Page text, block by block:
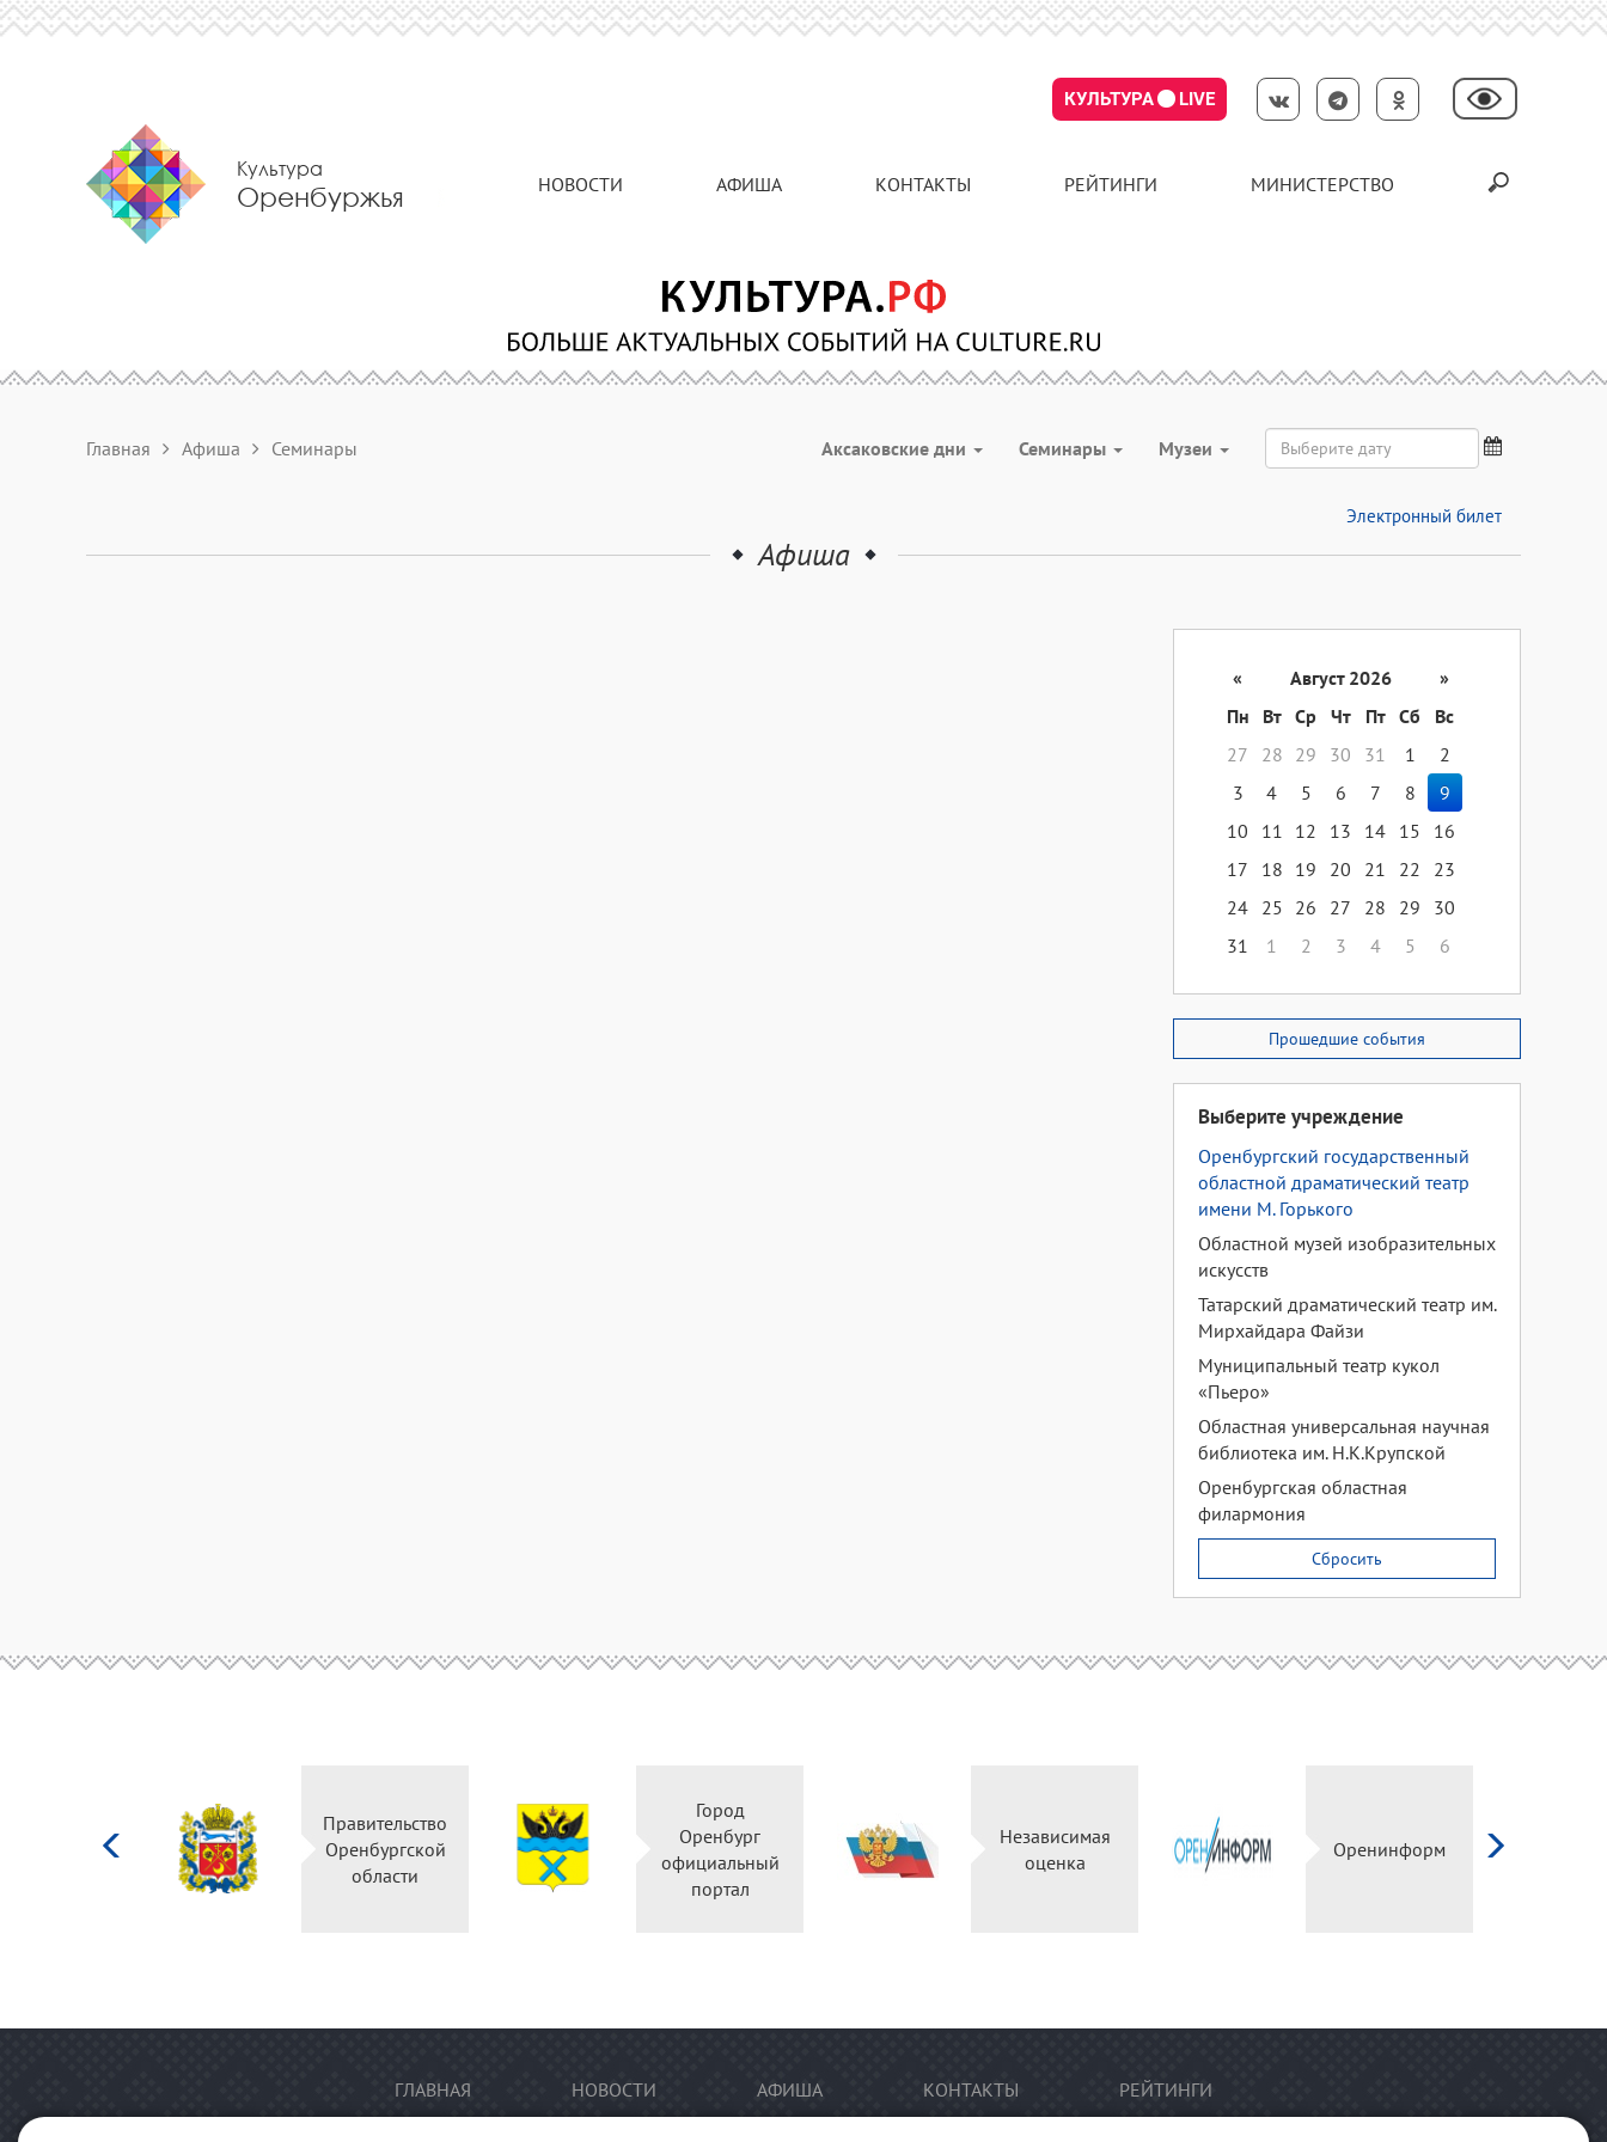
КУЛЬТУРА LIVE
Культура
Оренбуржья НОВОСТИ АФИША КОНТАКТЫ РЕЙТИНГИ МИНИСТЕРСТВО
Главная Афиша Семинары Аксаковские дни Семинары Музеи
Электронный билет
Афиша
« Август 2026
»
Пн
Вт Ср Чт Пт Сб
Вс
27
28 29 30 31 1
2
3
4 5 6 7 8
9
10
11 12 13 14 15
16
17
18 19 20 21 22
23
24 25 26 27 28 29
30
31
1 2 3 4 5 6
Прошедшие события
Выберите учреждение
Оренбургский государственный
областной драматический театр
имени М. Горького
Областной музей изобразительных
искусств
Татарский драматический театр им.
Мирхайдара Файзи
Муниципальный театр кукол
«Пьеро»
Областная универсальная научная
библиотека им. Н.К.Крупской
Оренбургская областная
филармония
Сбросить
Правительство
Оренбургской
области
Город
Оренбург
официальный
портал
Независимая
оценка
Оренинформ
ГЛАВНАЯ НОВОСТИ АФИША КОНТАКТЫ РЕЙТИНГИ